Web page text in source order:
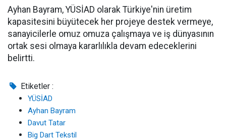
Ayhan Bayram, YÜSİAD olarak Türkiye'nin üretim
kapasitesini büyütecek her projeye destek vermeye,
sanayicilerle omuz omuza çalışmaya ve iş dünyasının
ortak sesi olmaya kararlılıkla devam edeceklerini
belirtti.
Etiketler :
YÜSİAD
Ayhan Bayram
Davut Tatar
Big Dart Tekstil